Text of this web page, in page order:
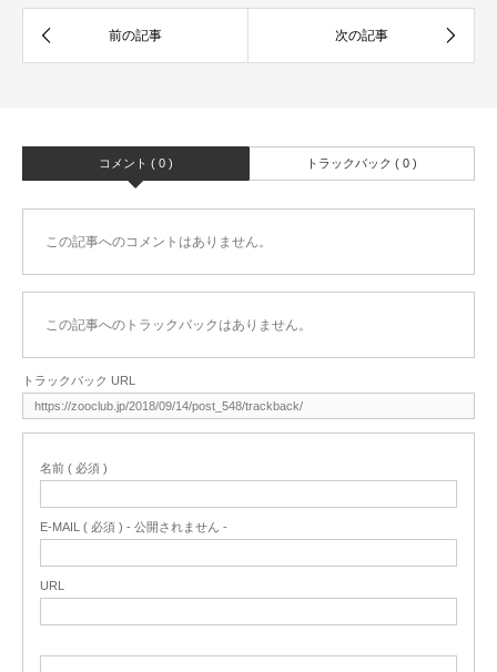
コメント ( 0 ) トラックバック ( 0 )
この記事へのコメントはありません。
この記事へのトラックバックはありません。
トラックバック URL
名前 ( 必須 )
E-MAIL ( 必須 ) - 公開されません -
URL